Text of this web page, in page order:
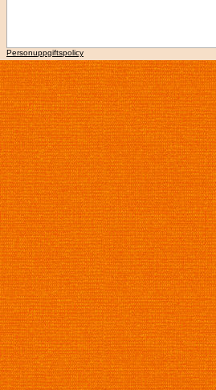
Personuppgiftspolicy